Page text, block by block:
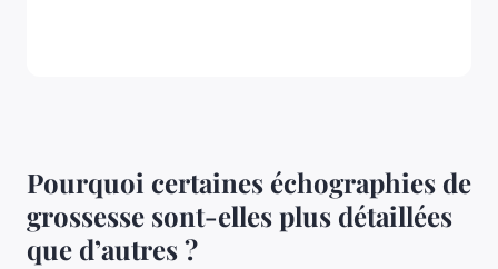
Pourquoi certaines échographies de
grossesse sont-elles plus détaillées
que d’autres ?